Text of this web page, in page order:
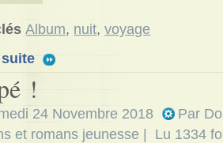
Album, nuit,voyage
!
24 Novembre 2018 Par
et romans jeunesse
| Lu 1334